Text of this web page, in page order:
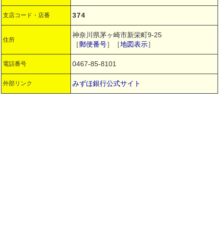
支店コード・店番 374
住所
神奈川県茅ヶ崎市新栄町9-25
［郵便番号］［地図表示］
電話番号 0467-85-8101
外部リンク みずほ銀行公式サイト